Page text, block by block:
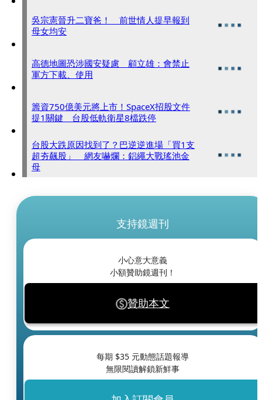
吳宗憲晉升二寶爸！ 前世情人提早報到
母女均安
高德地圖恐涉國安疑慮 顧立雄：會禁止
軍方下載、使用
籌資750億美元將上市！SpaceX招股文件
提1關鍵 台股低軌衛星8檔跌停
台股大跌原因找到了？巴逆逆進場「買1支
超夯飆股」 網友嚇爛：鋁繩大戰瑤池金
母
支持鏡週刊
小心意大意義
小額贊助鏡週刊！
贊助本文
每期 $35 元動態話題報導
無限閱讀解鎖新鮮事